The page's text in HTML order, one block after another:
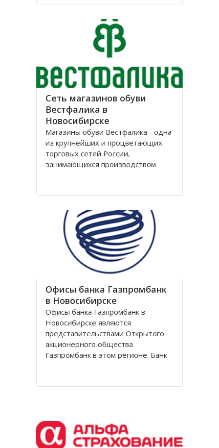
мебель присутствует уже десять
долгосрочные отношения с
большим количеством
Сеть магазинов обуви
Вестфалика в
Новосибирске
Магазины обуви Вестфалика - одна
из крупнейших и процветающих
торговых сетей России,
занимающихся производством
является одним из представителей
Головной офис федеральной
обувной сети Вестфалика в
Офисы банка Газпромбанк
в Новосибирске
Офисы банка Газпромбанк в
Новосибирске являются
представительствами Открытого
акционерного общества
Газпромбанк в этом регионе. Банк
промышленности. Он уже давно
время является